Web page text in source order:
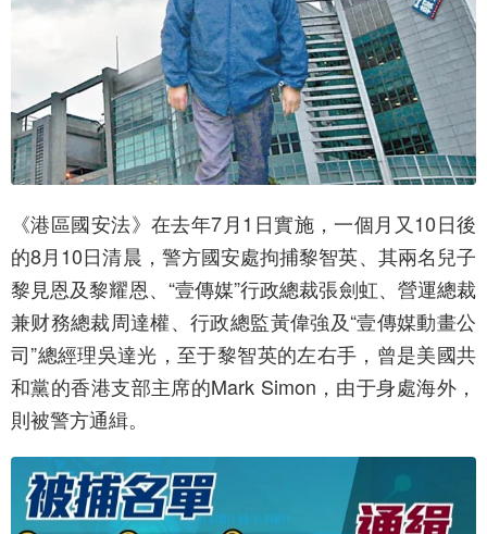
《港區國安法》在去年7月1日實施，一個月又10日後
的8月10日清晨，警方國安處拘捕黎智英、其兩名兒子
黎見恩及黎耀恩、“壹傳媒”行政總裁張劍虹、營運總裁
兼财務總裁周達權、行政總監黃偉強及“壹傳媒動畫公
司”總經理吳達光，至于黎智英的左右手，曾是美國共
和黨的香港支部主席的Mark Simon，由于身處海外，
則被警方通緝。